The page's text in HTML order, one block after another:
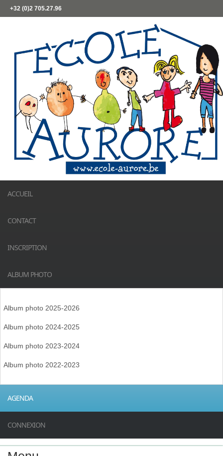
+32 (0)2 705.27.96
ACCUEIL
CONTACT
INSCRIPTION
ALBUM PHOTO
Album photo 2025-2026
Album photo 2024-2025
Album photo 2023-2024
Album photo 2022-2023
AGENDA
CONNEXION